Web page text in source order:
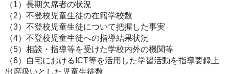
（1）長期欠席者の状況
（2）不登校児童生徒の在籍学校数
（3）不登校児童生徒について把握した事実
（4）不登校児童生徒への指導結果状況
（5）相談・指導等を受けた学校内外の機関等
（6）自宅におけるICT等を活用した学習活動を指導要録上
出席扱いとした児童生徒数